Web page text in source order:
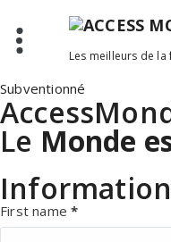
contenu
Les meilleurs de
Subventionné
Le Monde
First name*